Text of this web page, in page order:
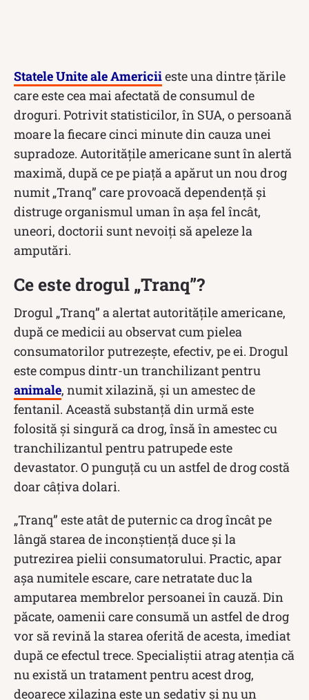
Statele Unite ale Americiieste una dintre țările
care este cea mai afectată de consumul de
droguri. Potrivit statisticilor, în SUA, o persoană
moare la fiecare cinci minute din cauza unei
supradoze. Autoritățile americane sunt în alertă
maximă, după ce pe piață a apărut un nou drog
numit „Tranq” care provoacă dependență și
distruge organismul uman în așa fel încât,
uneori, doctorii sunt nevoiți să apeleze la
amputări.
Ce este drogul „Tranq”?
Drogul „Tranq” a alertat autoritățile americane,
după ce medicii au observat cum pielea
consumatorilor putrezește, efectiv, pe ei. Drogul
este compus dintr-un tranchilizant pentru
animale, numit xilazină, și un amestec de
fentanil. Această substanță din urmă este
folosită și singură ca drog, însă în amestec cu
tranchilizantul pentru patrupede este
devastator. O punguță cu un astfel de drog costă
doar câțiva dolari.
„Tranq” este atât de puternic ca drog încât pe
lângă starea de inconștiență duce și la
putrezirea pielii consumatorului. Practic, apar
așa numitele escare, care netratate duc la
amputarea membrelor persoanei în cauză. Din
păcate, oamenii care consumă un astfel de drog
vor să revină la starea oferită de acesta, imediat
după ce efectul trece. Specialiștii atrag atenția că
nu există un tratament pentru acest drog,
deoarece xilazina este un sedativ și nu un